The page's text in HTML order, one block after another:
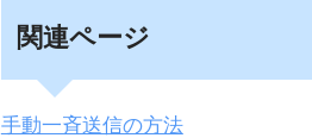
関連ページ
手動一斉送信の方法